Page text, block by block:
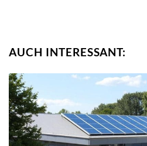
AUCH INTERESSANT: